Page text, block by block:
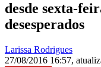
desde sexta-
desesperados
Larissa Rodrigues
27/08/2016 16:57,